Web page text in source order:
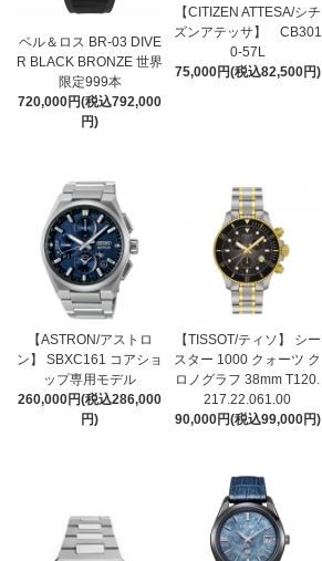
ベル＆ロス BR-03 DIVE
R BLACK BRONZE 世界
限定999本
720,000円(税込792,000
円)
【CITIZEN ATTESA/シチ
ズンアテッサ】 CB301
0-57L
75,000円(税込82,500円)
【ASTRON/アストロ
ン】 SBXC161 コアショ
ップ専用モデル
260,000円(税込286,000
円)
【TISSOT/ティソ】 シー
スター 1000 クォーツ ク
ロノグラフ 38mm T120.
217.22.061.00
90,000円(税込99,000円)